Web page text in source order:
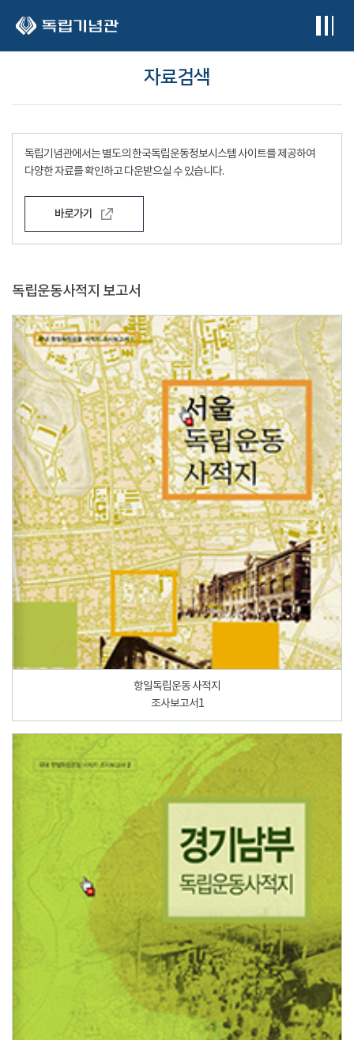
자료검색
독립기념관에서는 별도의 한국독립운동정보시스템 사이트를 제공하여
다양한 자료를 확인하고 다운받으실 수 있습니다.
바로가기
독립운동사적지 보고서
항일독립운동 사적지
조사보고서1